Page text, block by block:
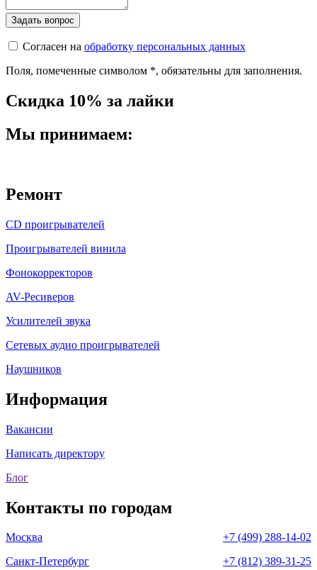
Согласен на обработку персональных данных
Поля, помеченные символом *, обязательны для заполнения.
Скидка 10% за лайки
Мы принимаем:
Ремонт
CD проигрывателей
Проигрывателей винила
Фонокорректоров
AV-Ресиверов
Усилителей звука
Сетевых аудио проигрывателей
Наушников
Информация
Вакансии
Написать директору
Блог
Контакты по городам
Москва
+7 (499) 288-14-02
Санкт-Петербург
+7 (812) 389-31-25